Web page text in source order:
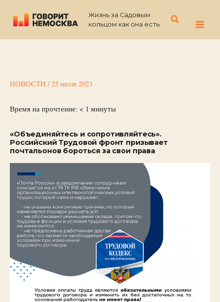
содержимому
Жизнь за Садовым
кольцом как она есть
Поиск
НОВОСТИ / 25 июля 2023
Время на прочтение: < 1 минуты
«Объединяйтесь и сопротивляйтесь».
Российский Трудовой фронт призывает
почтальонов бороться за свои права